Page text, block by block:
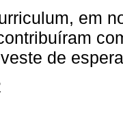
em
de